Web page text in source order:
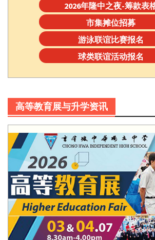
2026年隆中之夜-筹款表
市集摊位招募
游泳联谊比赛报名
球类联谊活动报名
高等教育展与升学资讯